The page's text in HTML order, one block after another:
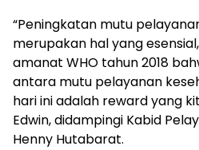
“Peningkatan mutu
merupakan hal yang
amanat WHO tahun 2018
antara mutu pelayanan
hari ini adalah reward yang
Edwin, didampingi Kabid
Henny Hutabarat.